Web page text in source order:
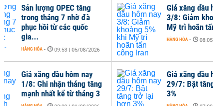
Giá xăng dầu hôm nay
3/8: Giảm khoảng 5% khi
Mỹ trì hoãn tấn công Iran
08:05 | 03/08/2026
3
Giá xăng dầu hôm nay
29/7: Bật tăng trở lại hơn
3%